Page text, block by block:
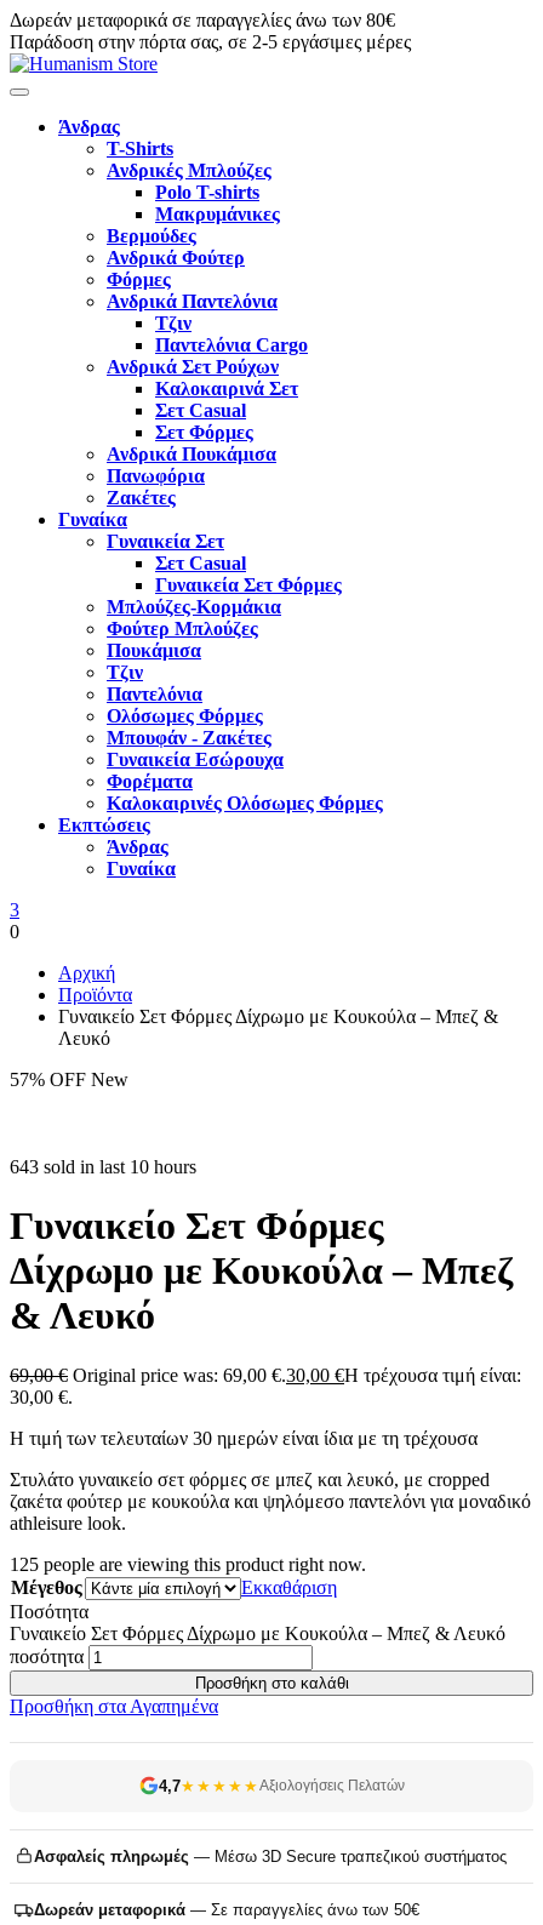
Δωρεάν μεταφορικά σε παραγγελίες άνω των 80€
Παράδοση στην πόρτα σας, σε 2-5 εργάσιμες μέρες
Άνδρας
T-Shirts
Ανδρικές Μπλούζες
Polo T-shirts
Μακρυμάνικες
Βερμούδες
Ανδρικά Φούτερ
Φόρμες
Ανδρικά Παντελόνια
Τζιν
Παντελόνια Cargo
Ανδρικά Σετ Ρούχων
Καλοκαιρινά Σετ
Σετ Casual
Σετ Φόρμες
Ανδρικά Πουκάμισα
Πανωφόρια
Ζακέτες
Γυναίκα
Γυναικεία Σετ
Σετ Casual
Γυναικεία Σετ Φόρμες
Μπλούζες-Κορμάκια
Φούτερ Μπλούζες
Πουκάμισα
Τζιν
Παντελόνια
Ολόσωμες Φόρμες
Μπουφάν - Ζακέτες
Γυναικεία Εσώρουχα
Φορέματα
Καλοκαιρινές Ολόσωμες Φόρμες
Εκπτώσεις
Άνδρας
Γυναίκα
3
0
Αρχική
Προϊόντα
Γυναικείο Σετ Φόρμες Δίχρωμο με Κουκούλα – Μπεζ &
Λευκό
57% OFF New
643 sold in last 10 hours
Γυναικείο Σετ Φόρμες
Δίχρωμο με Κουκούλα – Μπεζ
& Λευκό
69,00€ Original price was: 69,00 €.30,00 €Η τρέχουσα τιμή είναι:
30,00 €.
Η τιμή των τελευταίων 30 ημερών είναι ίδια με τη τρέχουσα
Στυλάτο γυναικείο σετ φόρμες σε μπεζ και λευκό, με cropped
ζακέτα φούτερ με κουκούλα και ψηλόμεσο παντελόνι για μοναδικό
athleisure look.
125 people are viewing this product right now.
Μέγεθος
Εκκαθάριση
Ποσότητα
Γυναικείο Σετ Φόρμες Δίχρωμο με Κουκούλα – Μπεζ & Λευκό
ποσότητα
Προσθήκη στο καλάθι
Προσθήκη στα Αγαπημένα
4,7★★★★★Αξιολογήσεις Πελατών
Ασφαλείς πληρωμές — Μέσω 3D Secure τραπεζικού συστήματος
Δωρεάν μεταφορικά — Σε παραγγελίες άνω των 50€